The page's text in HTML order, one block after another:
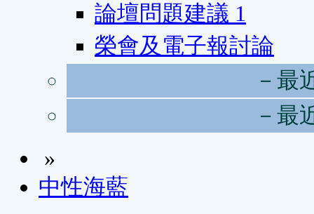
論壇問題建議 1
榮會及電子報討論
－最
－最
»
中性海藍